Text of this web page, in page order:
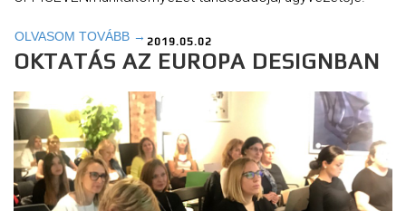
OLVASOM TOVÁBB → 2019.05.02
OKTATÁS AZ EUROPA DESIGNBAN